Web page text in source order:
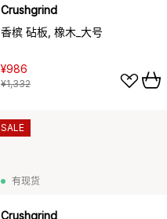
Crushgrind
香槟 砧板, 橡木_大号
¥986
¥1,332
有现货
Crushgrind
SALE